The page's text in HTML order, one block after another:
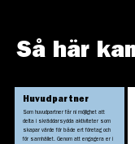
Så här
Huvudpartner
Som huvudpartner får ni möjlighet att
delta i skräddarsydda aktiviteter som
skapar värde för både ert företag och
för samhället. Genom att engagera er i